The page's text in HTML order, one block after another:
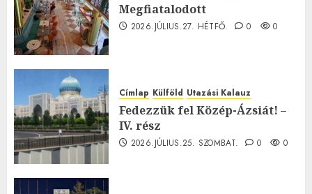
Megfiatalodott
2026.JÚLIUS.27. HÉTFŐ. 0 0
Címlap Külföld Utazási Kalauz
Fedezzük fel Közép-Ázsiát! –
IV. rész
2026.JÚLIUS.25. SZOMBAT. 0 0